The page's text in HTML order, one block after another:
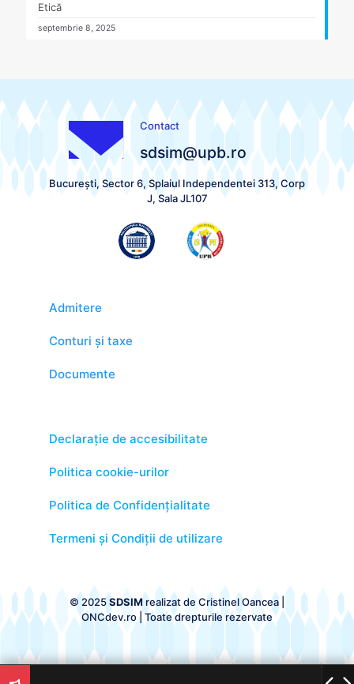
Etică
septembrie 8, 2025
Contact
sdsim@upb.ro
București, Sector 6, Splaiul Independentei 313, Corp
J, Sala JL107
Admitere
Conturi și taxe
Documente
Declarație de accesibilitate
Politica cookie-urilor
Politica de Confidențialitate
Termeni și Condiții de utilizare
© 2025SDSIM realizat de Cristinel Oancea |
ONCdev.ro| Toate drepturile rezervate